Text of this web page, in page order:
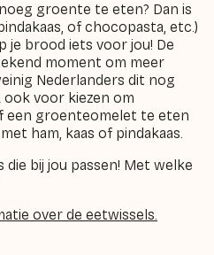
groente te eten? Dan is
of chocopasta, etc.)
je brood iets voor jou! De
moment om meer
Nederlanders dit nog
voor kiezen om
een groenteomelet te eten
ham, kaas of pindakaas.
bij jou passen! Met welke
over de eetwissels.